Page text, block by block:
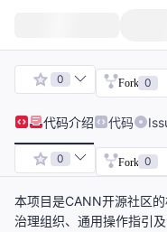
0 Fork 0
代码介绍 代码
0 Fork 0
本项目是CANN开源社区
治理组织、通用操作指引